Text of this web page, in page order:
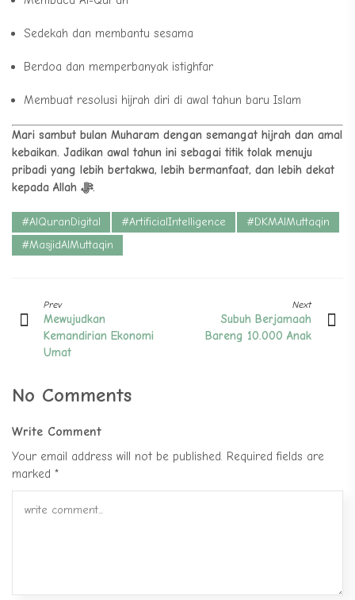
Sedekah dan membantu sesama
Berdoa dan memperbanyak istighfar
Membuat resolusi hijrah diri di awal tahun baru Islam
Mari sambut bulan Muharam dengan semangat hijrah dan amal
kebaikan. Jadikan awal tahun ini sebagai titik tolak menuju
pribadi yang lebih bertakwa, lebih bermanfaat, dan lebih dekat
kepada Allah ﷻ.
#AlQuranDigital #ArtificialIntelligence
#DKMAlMuttaqin
#MasjidAlMuttaqin
Prev
Mewujudkan
Kemandirian Ekonomi
Umat
Next
Subuh Berjamaah
Bareng 10.000 Anak
No Comments
Write Comment
Your email address will not be published. Required fields are
marked *